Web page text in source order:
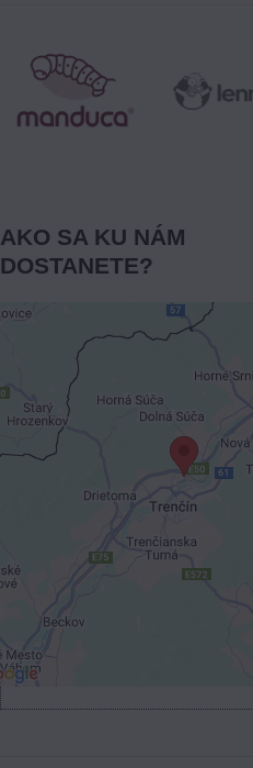
AKO SA KU NÁM
DOSTANETE?
Externý obsah je
blokovaný Voľbami
súkromia
Prajete si načítať externý
Povoliť a zapamätať - súhlas